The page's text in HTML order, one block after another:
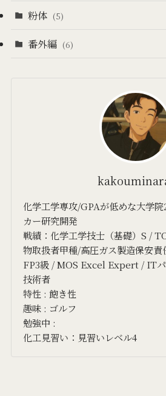
粉体 (5)
番外編 (6)
化学工学専攻/GPAが低めな大学
カー研究開発
戦績：化学工学技士（基礎）S /
物取扱者甲種/高圧ガス製造保安
FP3級 / MOS Excel Expert / IT
技術者
特性 : 飽き性
趣味 : ゴルフ
勉強中 :
化工見習い：見習いレベル4